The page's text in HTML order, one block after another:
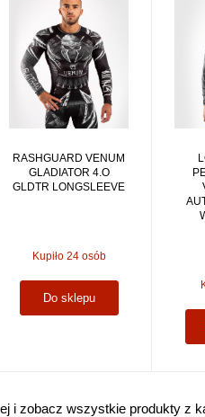
RASHGUARD VENUM
GLADIATOR 4.O
GLDTR LONGSLEEVE
Kupiło 24 osób
Do sklepu
i zobacz wszystkie produkty z